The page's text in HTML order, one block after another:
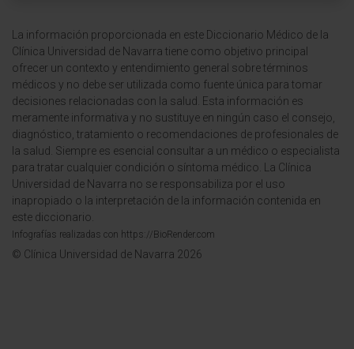
La información proporcionada en este Diccionario Médico de la
Clínica Universidad de Navarra tiene como objetivo principal
ofrecer un contexto y entendimiento general sobre términos
médicos y no debe ser utilizada como fuente única para tomar
decisiones relacionadas con la salud. Esta información es
meramente informativa y no sustituye en ningún caso el consejo,
diagnóstico, tratamiento o recomendaciones de profesionales de
la salud. Siempre es esencial consultar a un médico o especialista
para tratar cualquier condición o síntoma médico. La Clínica
Universidad de Navarra no se responsabiliza por el uso
inapropiado o la interpretación de la información contenida en
este diccionario.
Infografías realizadas con https://BioRender.com
© Clínica Universidad de Navarra 2026